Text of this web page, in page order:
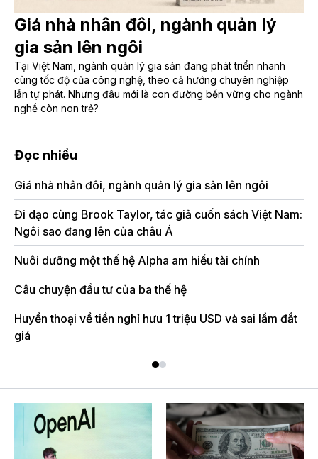
Giá nhà nhân đôi, ngành quản lý
gia sản lên ngôi
Tại Việt Nam, ngành quản lý gia sản đang phát triển nhanh
cùng tốc độ của công nghệ, theo cả hướng chuyên nghiệp
lẫn tự phát. Nhưng đâu mới là con đường bền vững cho ngành
nghề còn non trẻ?
Đọc nhiều
Giá nhà nhân đôi, ngành quản lý gia sản lên ngôi
Đi dạo cùng Brook Taylor, tác giả cuốn sách Việt Nam:
Ngôi sao đang lên của châu Á
Nuôi dưỡng một thế hệ Alpha am hiểu tài chính
Câu chuyện đầu tư của ba thế hệ
Huyền thoại về tiền nghỉ hưu 1 triệu USD và sai lầm đắt
giá